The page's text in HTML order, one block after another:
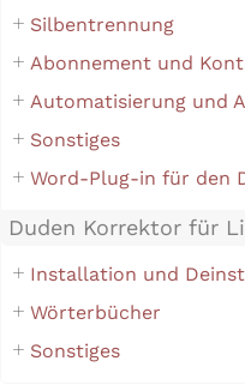
Silbentrennung
Abonnement und
Automatisierung und
Sonstiges
Word-Plug-in für den
Duden Korrektor für
Installation und
Wörterbücher
Sonstiges